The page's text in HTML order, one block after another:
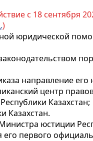
с 18 сентября
)
юридической
направление его
центр
Казахстан;
Казахстан.
юстиции
его первого